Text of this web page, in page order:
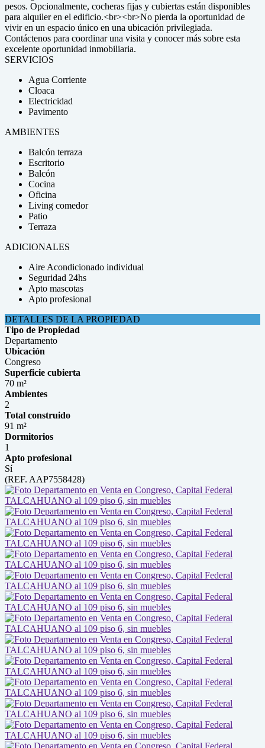
pesos. Opcionalmente, cocheras fijas y cubiertas están disponibles
para alquiler en el edificio.<br><br>No pierda la oportunidad de
vivir en un espacio único en una ubicación privilegiada.
Contáctenos para coordinar una visita y conocer más sobre esta
excelente oportunidad inmobiliaria.
SERVICIOS
Agua Corriente
Cloaca
Electricidad
Pavimento
AMBIENTES
Balcón terraza
Escritorio
Balcón
Cocina
Oficina
Living comedor
Patio
Terraza
ADICIONALES
Aire Acondicionado individual
Seguridad 24hs
Apto mascotas
Apto profesional
DETALLES DE LA PROPIEDAD
Tipo de Propiedad
Departamento
Ubicación
Congreso
Superficie cubierta
70 m²
Ambientes
2
Total construido
91 m²
Dormitorios
1
Apto profesional
Sí
(REF. AAP7558428)